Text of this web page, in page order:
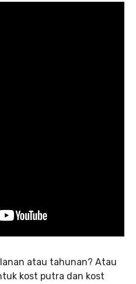
atau tahunan? Atau
kost putra dan kost